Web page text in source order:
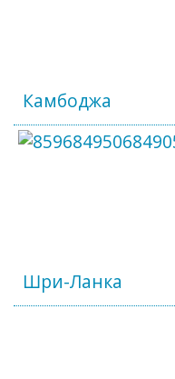
Камбоджа
Шри-Ланка